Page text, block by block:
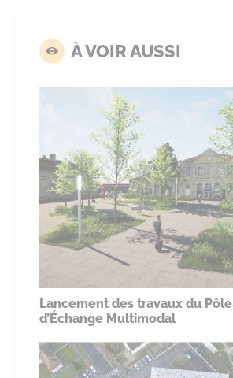
À VOIR AUSSI
Lancement des travaux du Pôle
d’Échange Multimodal